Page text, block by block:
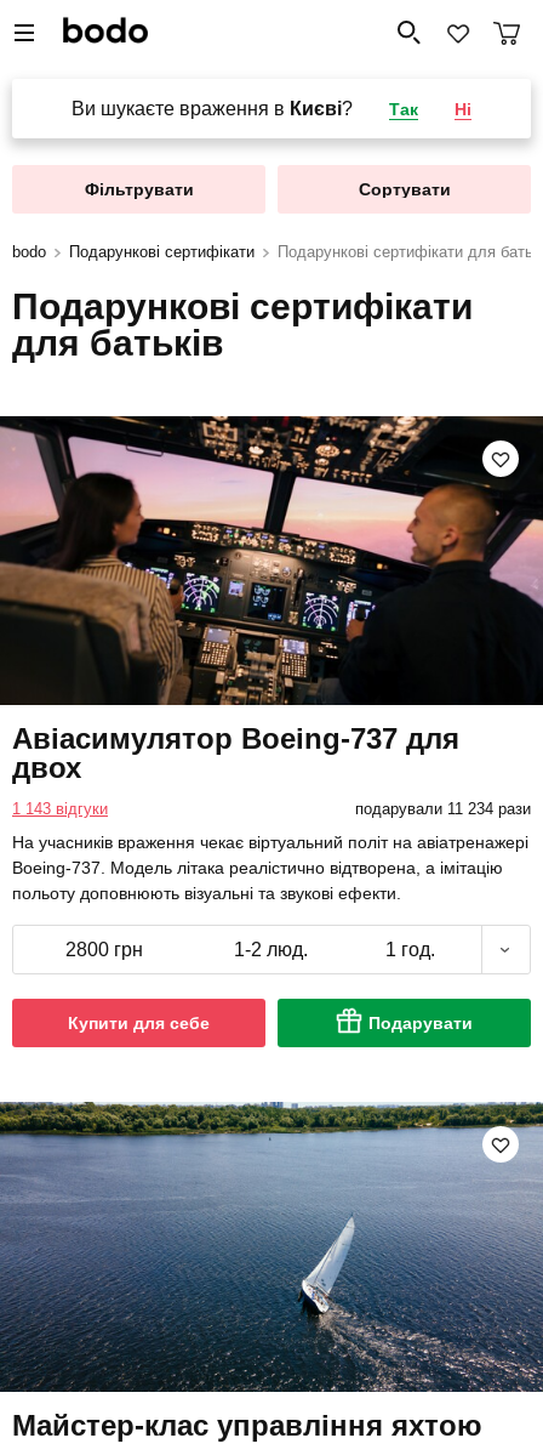
Ви шукаєте враження в Києві? Так Ні
Фільтрувати Сортувати
bodo Подарункові сертифікати Подарункові сертифікати для
Подарункові сертифікати
для батьків
Авіасимулятор Boeing-737 для
двох
1 143 відгуки подарували 11 234 рази
На учасників враження чекає віртуальний політ на авіатренажері
Boeing-737. Модель літака реалістично відтворена, а імітацію
польоту доповнюють візуальні та звукові ефекти.
2800 грн 1-2 люд. 1 год.
Купити для себе Подарувати
Майстер-клас управління яхтою